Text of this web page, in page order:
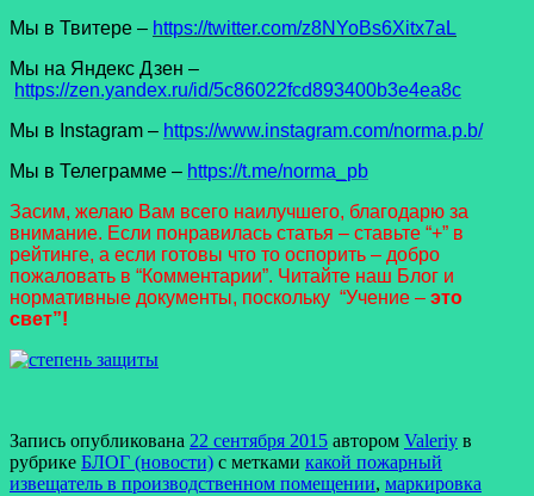
Мы в Твитере – https://twitter.com/z8NYoBs6Xitx7aL
Мы на Яндекс Дзен –
https://zen.yandex.ru/id/5c86022fcd893400b3e4ea8c
Мы в Instagram – https://www.instagram.com/norma.p.b/
Мы в Телеграмме – https://t.me/norma_pb
Засим, желаю Вам всего наилучшего, благодарю за
внимание. Если понравилась статья – ставьте “+” в
рейтинге, а если готовы что то оспорить – добро
пожаловать в “Комментарии”. Читайте наш Блог и
нормативные документы, поскольку “Учение – это
свет”!
Запись опубликована 22 сентября 2015 автором Valeriy в
рубрике БЛОГ (новости) с метками какой пожарный
извещатель в производственном помещении, маркировка